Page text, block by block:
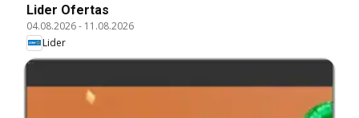
Lider Ofertas
04.08.2026- 11.08.2026
Lider